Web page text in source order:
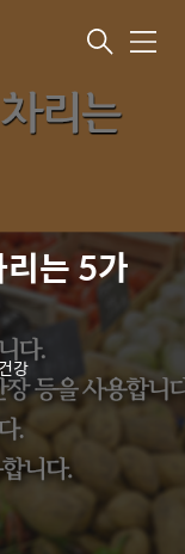
메
는 5가
강